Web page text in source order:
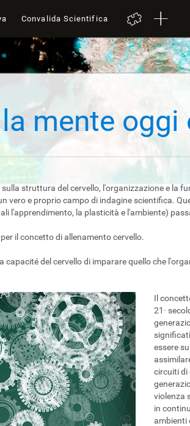
Convalida Scientifica
mente oggi
struttura del cervello, l'organizzazione e la
vero e proprio campo di indagine scientifica.
l'apprendimento, la plasticità e l'ambiente)
il concetto di allenamento cervello.
capacité del cervello di imparare quello che
Il
21·
essere
circuiti di
violenza
in
ambienti